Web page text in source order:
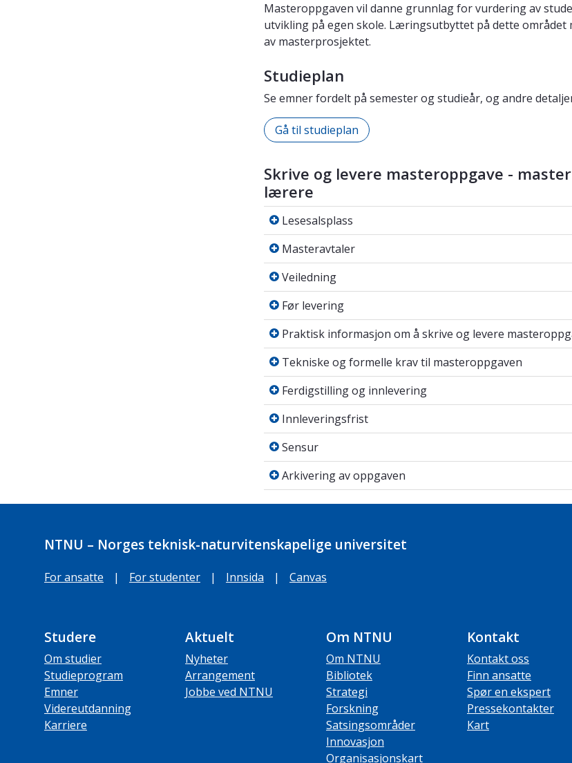
Masteroppgaven vil danne grunnlag for vurdering av
utvikling på egen skole. Læringsutbyttet på dette
av masterprosjektet.
Studieplan
Se emner fordelt på semester og studieår, og andre
Gå til studieplan
Skrive og levere masteroppgave -
lærere
Lesesalsplass
Lesesalsplass
Masteravtaler
Masteravtaler
Veiledning
Veiledning
Før levering
Før levering
Praktisk informasjon om å skrive og levere
Praktisk informasjon om å skrive og levere
Tekniske og formelle krav til masteroppgaven
Tekniske og formelle krav til masteroppgaven
Ferdigstilling og innlevering
Ferdigstilling og innlevering
Innleveringsfrist
Innleveringsfrist
Sensur
Sensur
Arkivering av oppgaven
Arkivering av oppgaven
NTNU – Norges teknisk-naturvitenskapelige universitet
For ansatte | For studenter | Innsida | Canvas
Studere
Om studier
Studieprogram
Emner
Videreutdanning
Karriere
Aktuelt
Nyheter
Arrangement
Jobbe ved NTNU
Om NTNU
Om NTNU
Bibliotek
Strategi
Forskning
Satsingsområder
Innovasjon
Organisasjonskart
Kontakt
Kontakt oss
Finn ansatte
Spør en ekspert
Pressekontakter
Kart